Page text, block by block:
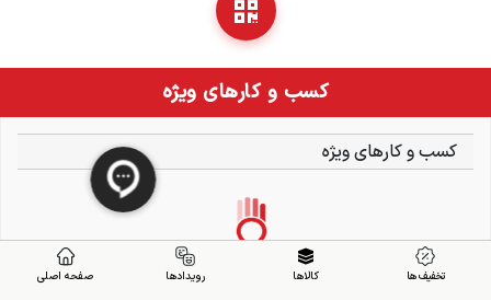
کسب و کارهای ویژه
کسب و کارهای ویژه
تخفیف ها کالاها رویدادها صفحه اصلی